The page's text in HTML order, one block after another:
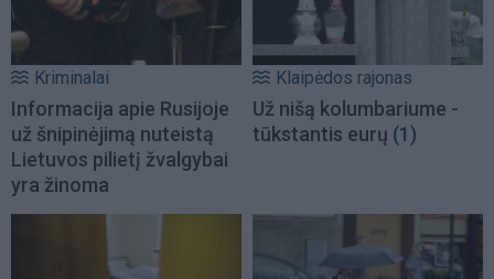
Kriminalai
Informacija apie Rusijoje
už šnipinėjimą nuteistą
Lietuvos pilietį žvalgybai
yra žinoma
Klaipėdos rajonas
Už nišą kolumbariume -
tūkstantis eurų (1)